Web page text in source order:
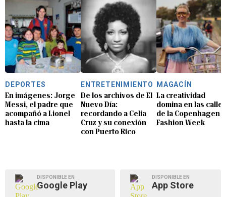
DEPORTES
En imágenes: Jorge
Messi, el padre que
acompañó a Lionel
hasta la cima
ENTRETENIMIENTO
De los archivos de El
Nuevo Día:
recordando a Celia
Cruz y su conexión
con Puerto Rico
MAGACÍN
La creatividad
domina en las calles
de la Copenhagen
Fashion Week
DISPONIBLE EN
Google Play
DISPONIBLE EN
App Store